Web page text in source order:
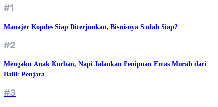
#1
Manajer Kopdes Siap Diterjunkan, Bisnisnya Sudah Siap?
#2
Mengaku Anak Korban, Napi Jalankan Penipuan Emas Murah dari
Balik Penjara
#3